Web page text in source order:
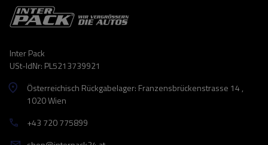
Inter Pack
USt-IdNr: PL5213739921
Österreichisch Rückgabelager: Franzensbrückenstrasse 14 ,
1020 Wien
+43 720 775899